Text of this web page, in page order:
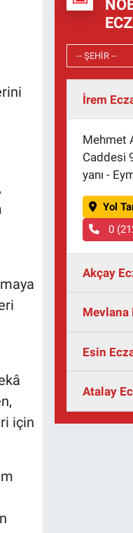
için
İrem
Mehmet
Caddesi
yanı -
Yol
0
Akçay
Mevlana
Esin
Atalay